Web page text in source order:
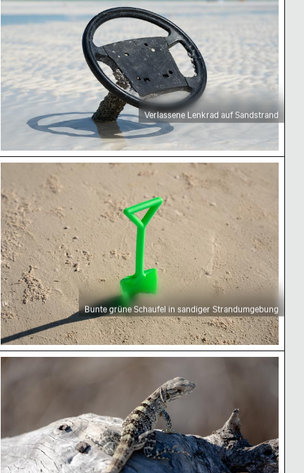
Verlassene Lenkrad auf Sandstrand
Bunte grüne Schaufel in sandiger
Bunte grüne Schaufel in sandiger Strandumgebung
Nahaufnahme einer Eidechse auf einem